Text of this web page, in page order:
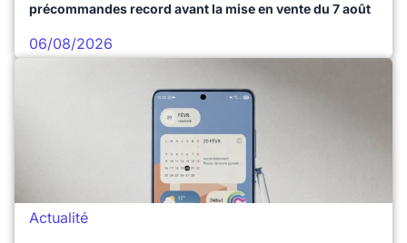
précommandes record avant la mise en vente du 7 août
06/08/2026
Actualité